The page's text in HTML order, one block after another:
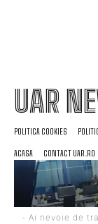
UAR
POLITICA COOKIES
ACASA CONTACT UAR.RO
- Ai nevoie de